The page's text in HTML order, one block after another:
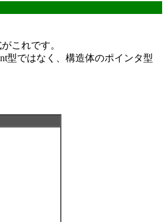
これです。
型ではなく、構造体のポインタ型